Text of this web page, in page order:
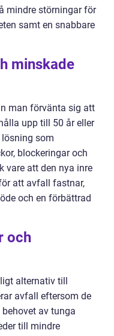
mindre störningar för
samt en snabbare
minskade
man förvänta sig att
upp till 50 år eller
lösning som
blockeringar och
vare att den nya inre
att avfall fastnar,
och en förbättrad
och
alternativ till
avfall eftersom de
av tunga
till mindre